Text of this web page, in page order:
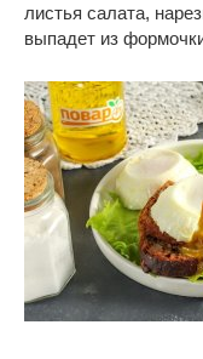
листья салата,
выпадет из